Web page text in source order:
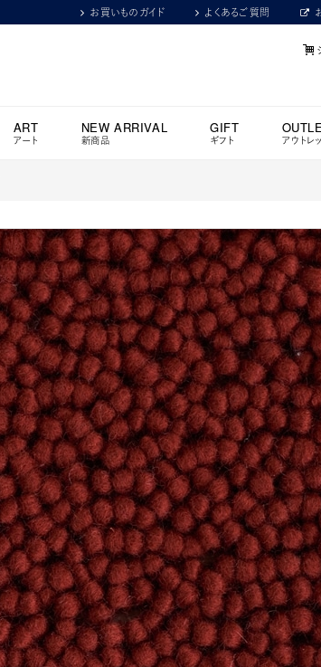
お買いものガイド よくあるご質問
ART
アート
NEW ARRIVAL
新商品
GIFT
ギフト アウトレ